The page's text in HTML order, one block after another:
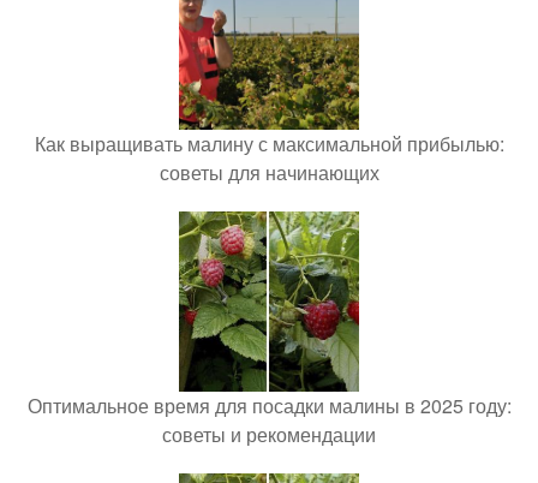
Как выращивать малину с максимальной прибылью:
советы для начинающих
Оптимальное время для посадки малины в 2025 году:
советы и рекомендации